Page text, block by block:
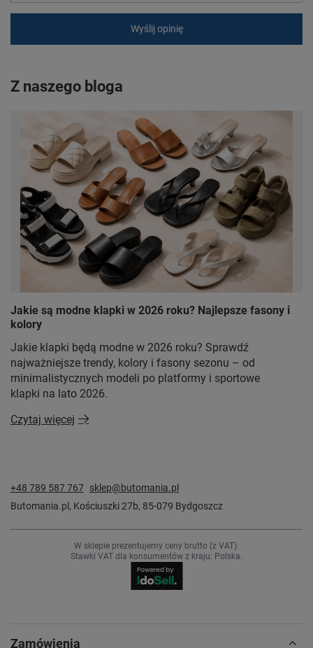
Wyślij opinię
Z naszego bloga
Jakie są modne klapki w 2026 roku? Najlepsze fasony i
kolory
Jakie klapki będą modne w 2026 roku? Sprawdź
najważniejsze trendy, kolory i fasony sezonu – od
minimalistycznych modeli po platformy i sportowe
klapki na lato 2026.
Czytaj więcej
+48 789 587 767 sklep@butomania.pl
Butomania.pl, Kościuszki 27b, 85-079 Bydgoszcz
W sklepie prezentujemy ceny brutto (z VAT).
Stawki VAT dla konsumentów z kraju: Polska
Zamówienia